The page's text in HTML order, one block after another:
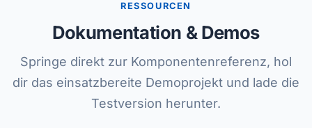
RESSOURCEN
Dokumentation & Demos
Springe direkt zur Komponentenreferenz, hol
dir das einsatzbereite Demoprojekt und lade die
Testversion herunter.